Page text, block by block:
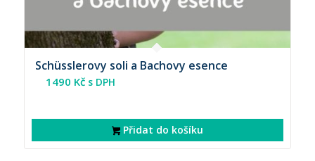
Schüsslerovy soli a Bachovy esence
1490 Kč s DPH
Přidat do košíku